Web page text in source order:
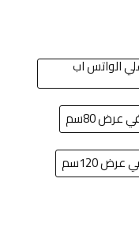
الواتس اب